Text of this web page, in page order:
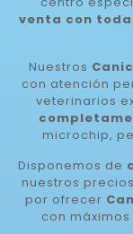
venta con
Nuestros
con atención
veterinarios
microchip,
Disponemos de
nuestros
por ofrecer
con